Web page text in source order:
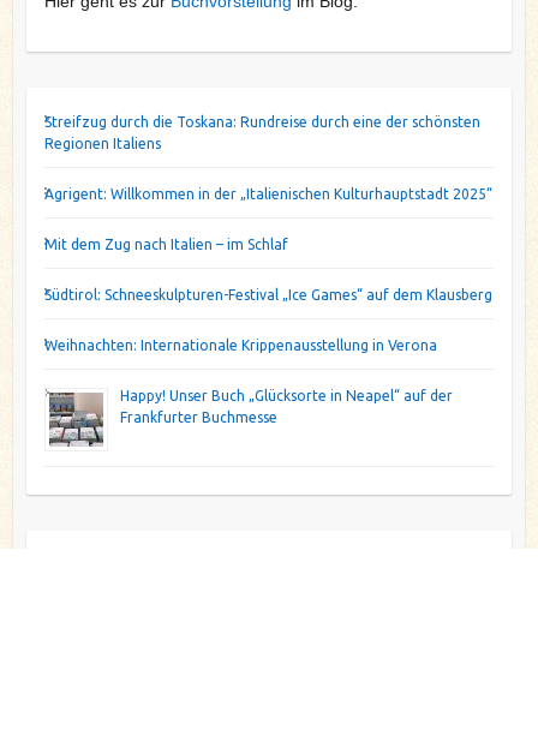
Streifzug durch die Toskana: Rundreise durch eine der schönsten
Regionen Italiens
Agrigent: Willkommen in der „Italienischen Kulturhauptstadt 2025“
Mit dem Zug nach Italien – im Schlaf
Südtirol: Schneeskulpturen-Festival „Ice Games“ auf dem Klausberg
Weihnachten: Internationale Krippenausstellung in Verona
Happy! Unser Buch „Glücksorte in Neapel“ auf der
Frankfurter Buchmesse